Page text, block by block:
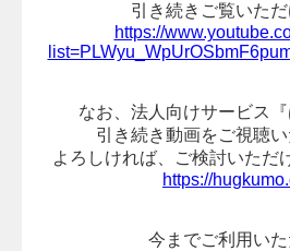
引き続きご覧いただ
https://
なお、法人向けサービス
引き続き動画をご視聴い
よろしければ、
ご検討いただ
https://
今までご利用いた